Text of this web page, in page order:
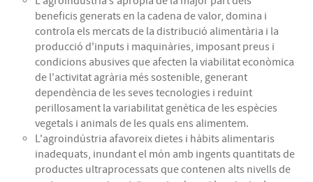
beneficis generats en la cadena de valor, domina i
controla els mercats de la distribució alimentària i la
producció d'inputs i maquinàries, imposant preus i
condicions abusives que afecten la viabilitat econòmica
de l'activitat agrària més sostenible, generant
dependència de les seves tecnologies i reduint
perillosament la variabilitat genètica de les espècies
vegetals i animals de les quals ens alimentem.
L'agroindústria afavoreix dietes i hàbits alimentaris
inadequats, inundant el món amb ingents quantitats de
productes ultraprocessats que contenen alts nivells de